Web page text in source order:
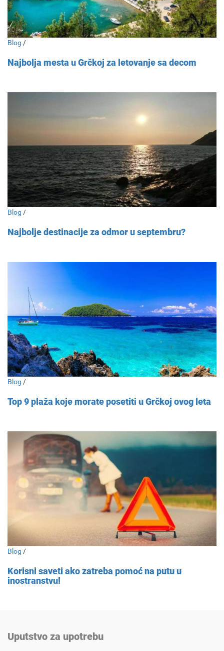
Blog /
Najbolja mesta u Grčkoj za letovanje sa decom
Blog /
Najbolje destinacije za odmor u septembru?
Blog /
Top 9 plaža koje morate posetiti u Grčkoj ovog leta
Blog /
Korisni saveti ako zatreba pomoć na putu u
inostranstvu!
Uputstvo za upotrebu